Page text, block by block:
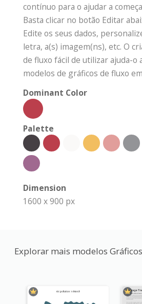
contínuo para o ajudar a
Basta clicar no botão Editar
Edite os seus dados,
letra, a(s) imagem(ns), etc. O
de fluxo fácil de utilizar ajuda-o
modelos de gráficos de fluxo
Dominant Color
Palette
Dimension
1600 x 900 px
Explorar mais modelos